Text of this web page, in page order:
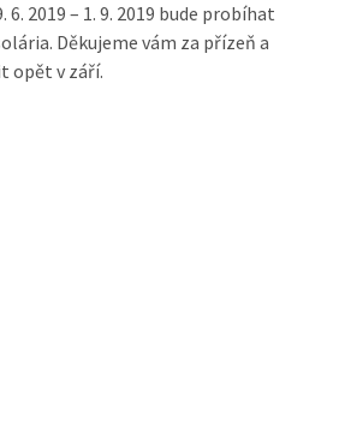
2019 – 1. 9. 2019 bude probíhat
Děkujeme vám za přízeň a
opět v září.